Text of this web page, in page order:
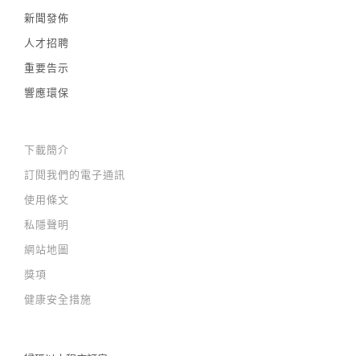
新聞發佈
人才招聘
重要告示
響應環保
下載簡介
訂閱我們的電子通訊
使用條文
私隱聲明
網站地圖
獎項
健康安全措施